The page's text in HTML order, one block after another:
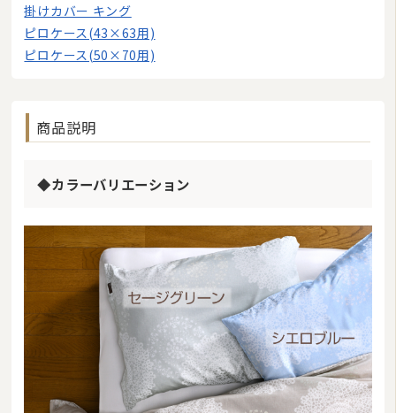
掛けカバー キング
ピロケース(43×63用)
ピロケース(50×70用)
商品説明
◆カラーバリエーション